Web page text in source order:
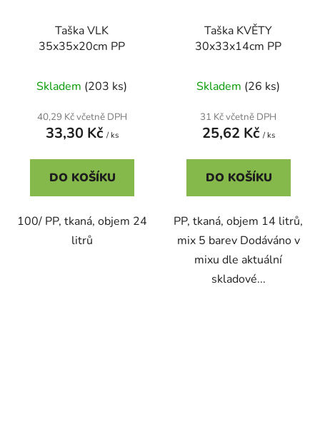
Taška VLK
35x35x20cm PP
Skladem (203 ks)
40,29 Kč včetně DPH
33,30 Kč / ks
DO KOŠÍKU
100/ PP, tkaná, objem 24
litrů
Taška KVĚTY
30x33x14cm PP
Skladem (26 ks)
31 Kč včetně DPH
25,62 Kč / ks
DO KOŠÍKU
PP, tkaná, objem 14 litrů,
mix 5 barev Dodáváno v
mixu dle aktuální
skladové...